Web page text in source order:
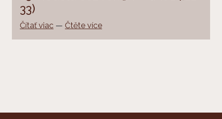
33)
Čítať viac — Čtěte více